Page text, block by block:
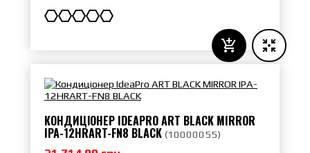
КОНДИЦІОНЕР IDEAPRO ART BLACK MIRROR
IPA-12HRART-FN8 BLACK (10000055)